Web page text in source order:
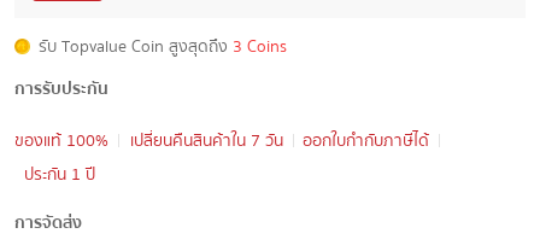
รับ Topvalue Coin สูงสุดถึง 3 Coins
การรับประกัน
ของแท้ 100%
เปลี่ยนคืนสินค้าใน 7 วัน
ออกใบกำกับภาษีได้
ประกัน 1 ปี
การจัดส่ง